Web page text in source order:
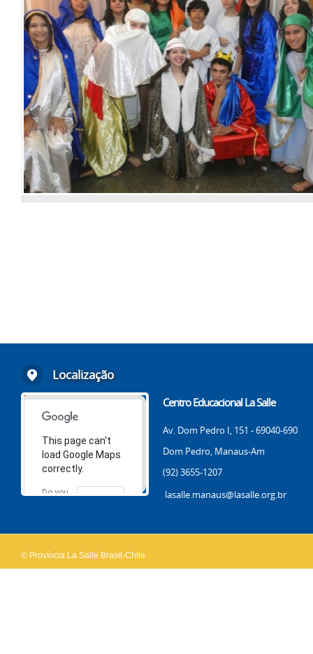
Localização
This page can't
load Google Maps
correctly.
Do you
OK
Centro Educacional La Salle
Av. Dom Pedro I, 151 - 69040-690
Dom Pedro, Manaus-Am
(92) 3655-1207
lasalle.manaus@lasalle.org.br
© Província La Salle Brasil-Chile